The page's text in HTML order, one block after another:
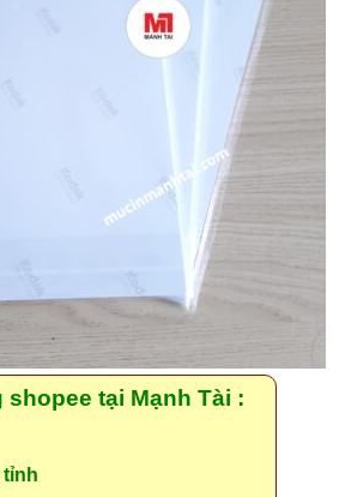
tại Mạnh Tài :
tỉnh